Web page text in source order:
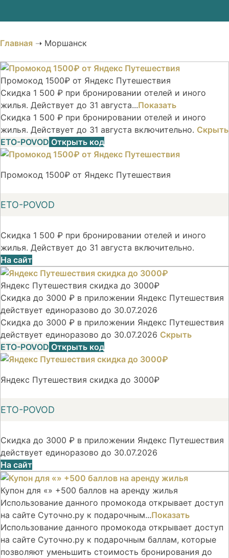
Главная ➝ Моршанск
Промокод 1500₽ от Яндекс Путешествия
Скидка 1 500 ₽ при бронировании отелей и иного
жилья. Действует до 31 августа...Показать
Скидка 1 500 ₽ при бронировании отелей и иного
жилья. Действует до 31 августа включительно. Скрыть
ETO-POVOD Открыть код
Промокод 1500₽ от Яндекс Путешествия
ETO-POVOD
Скидка 1 500 ₽ при бронировании отелей и иного
жилья. Действует до 31 августа включительно.
На сайт
Яндекс Путешествия скидка до 3000₽
Скидка до 3000 ₽ в приложении Яндекс Путешествия
действует единоразово до 30.07.2026
Скидка до 3000 ₽ в приложении Яндекс Путешествия
действует единоразово до 30.07.2026 Скрыть
ETO-POVOD Открыть код
Яндекс Путешествия скидка до 3000₽
ETO-POVOD
Скидка до 3000 ₽ в приложении Яндекс Путешествия
действует единоразово до 30.07.2026
На сайт
Купон для «» +500 баллов на аренду жилья
Использование данного промокода открывает доступ
на сайте Суточно.ру к подарочным...Показать
Использование данного промокода открывает доступ
на сайте Суточно.ру к подарочным баллам, которые
позволяют уменьшить стоимость бронирования до